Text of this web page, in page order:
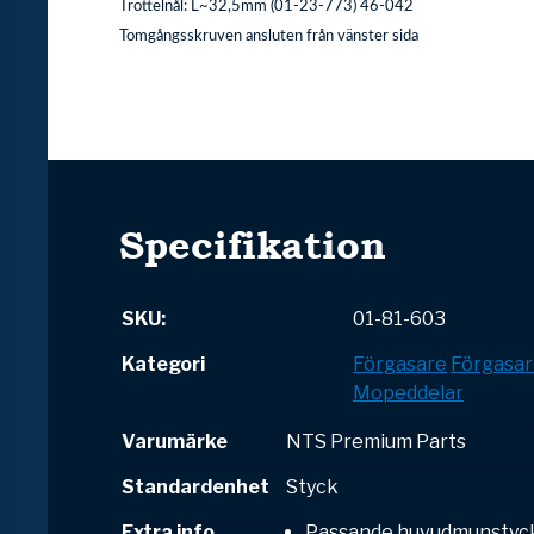
Trottelnål: L~32,5mm (01-23-773) 46-042
Tomgångsskruven ansluten från vänster sida
Specifikation
SKU:
01-81-603
Kategori
Förgasare
Mopeddelar
Varumärke
NTS Premium Parts
Standardenhet
Styck